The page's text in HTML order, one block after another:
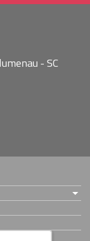
- SC